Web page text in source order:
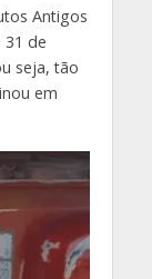
Antigos
31 de
seja, tão
em